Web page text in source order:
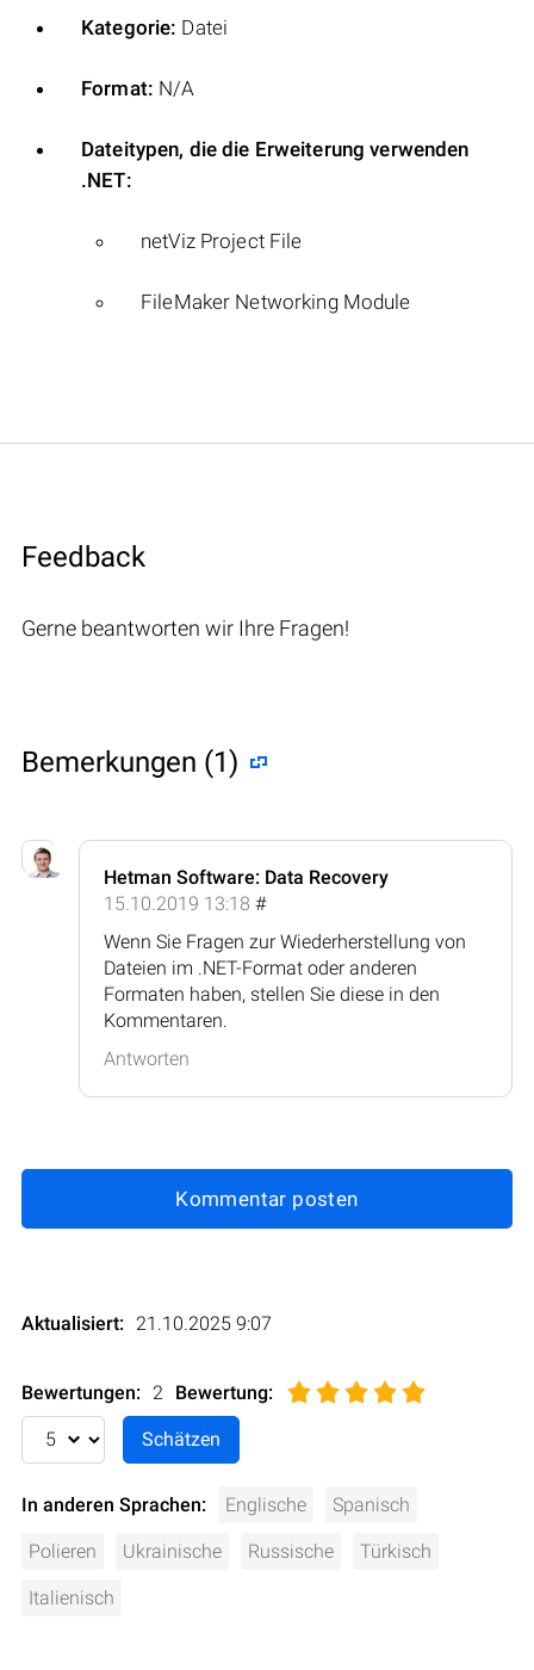
Kategorie: Datei
Format: N/A
Dateitypen, die die Erweiterung verwenden
.NET:
netViz Project File
FileMaker Networking Module
Feedback
Gerne beantworten wir Ihre Fragen!
Bemerkungen (1)
Hetman Software: Data Recovery
15.10.2019 13:18 #
Wenn Sie Fragen zur Wiederherstellung von
Dateien im .NET-Format oder anderen
Formaten haben, stellen Sie diese in den
Kommentaren.
Antworten
Kommentar posten
Aktualisiert: 21.10.2025 9:07
Bewertungen: 2 Bewertung:
In anderen Sprachen: Englische Spanisch
Polieren Ukrainische Russische Türkisch
Italienisch